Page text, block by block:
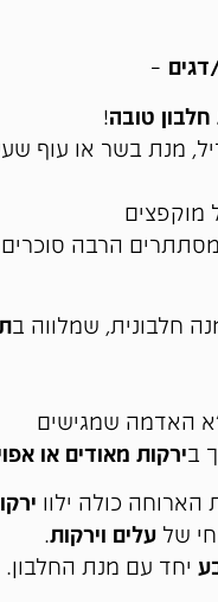
–
טובה!
מנת בשר או עוף
מוקפצים
הרבה סוכרים
חלבונית, שמלווה ב
האדמה שמגישים
בירקות מאודים או
הארוחה כולה ילוו
חי שלעלים וירקות.
יחד עם מנת החלבון.